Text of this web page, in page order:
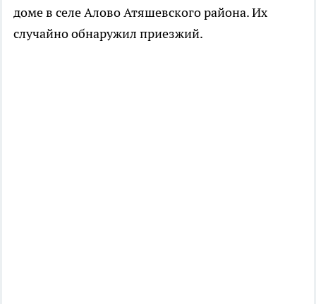
доме в селе Алово Атяшевского района. Их
случайно обнаружил приезжий.